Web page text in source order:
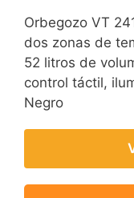
Orbegozo VT
dos zonas de
52 litros de
control táctil,
Negro